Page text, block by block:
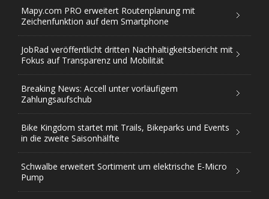
Mapy.com PRO erweitert Routenplanung mit
Zeichenfunktion auf dem Smartphone
JobRad veröffentlicht dritten Nachhaltigkeitsbericht mit
Fokus auf Transparenz und Mobilität
Breaking News: Accell unter vorläufigem
Zahlungsaufschub
Bike Kingdom startet mit Trails, Bikeparks und Events
in die zweite Saisonhälfte
Schwalbe erweitert Sortiment um elektrische E-Micro
Pump